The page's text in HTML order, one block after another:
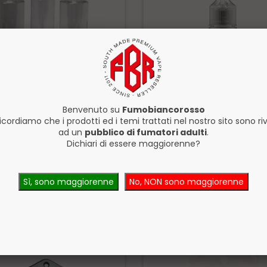
Boccetta 60 ml Kit
ACQUISTA
Chubby Gorilla Boccetta
Unicorn SC Trasparente
0,80€
Benvenuto su Fumobiancorosso
che i prodotti ed i temi trattati nel nostro sito sono
ad un pubblico di fumatori adulti.
Dichiari di essere maggiorenne?
Sì, sono maggiorenne No, NON sono maggiorenne